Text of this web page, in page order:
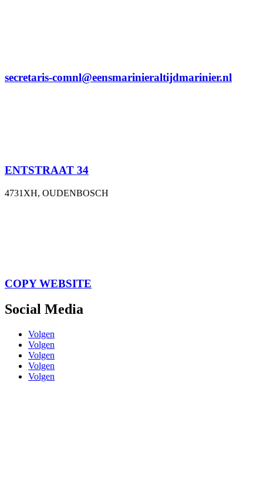
secretaris-comnl@eensmarinieraltijdmarinier.nl
ENTSTRAAT 34
4731XH, OUDENBOSCH
COPY WEBSITE
Social Media
Volgen
Volgen
Volgen
Volgen
Volgen